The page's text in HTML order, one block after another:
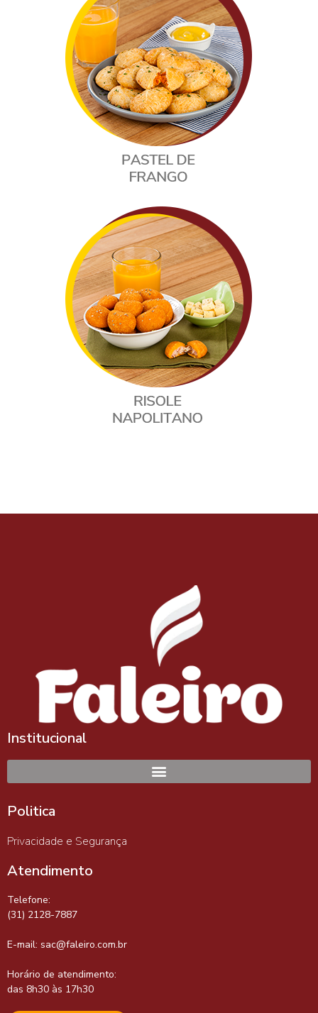
Institucional
Politica
Privacidade e Segurança
Atendimento
Telefone:
(31) 2128-7887
E-mail: sac@faleiro.com.br
Horário de atendimento:
das 8h30 às 17h30